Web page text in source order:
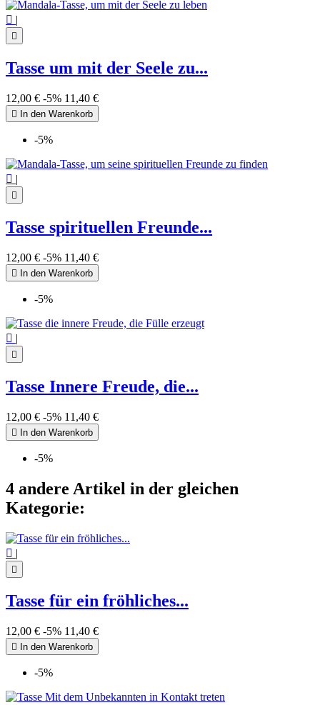
 |

Tasse um mit der Seele zu...
12,00 € -5% 11,40 €
 In den Warenkorb
-5%
 |

Tasse spirituellen Freunde...
12,00 € -5% 11,40 €
 In den Warenkorb
-5%
 |

Tasse Innere Freude, die...
12,00 € -5% 11,40 €
 In den Warenkorb
-5%
4 andere Artikel in der gleichen
Kategorie:
 |

Tasse für ein fröhliches...
12,00 € -5% 11,40 €
 In den Warenkorb
-5%